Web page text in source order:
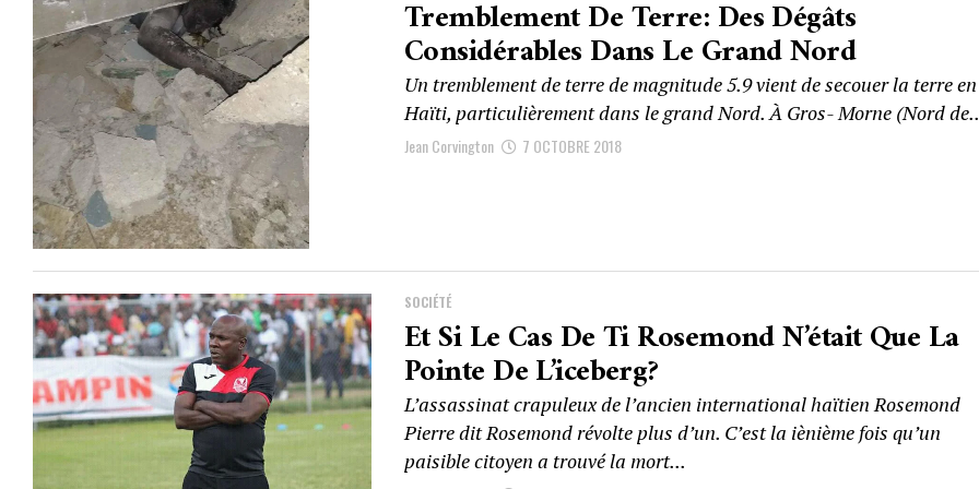
Tremblement De Terre: Des Dégâts
Considérables Dans Le Grand Nord
Un tremblement de terre de magnitude 5.9 vient de secouer la terre en
Haïti, particulièrement dans le grand Nord. À Gros- Morne (Nord
Jean Corvington 7 OCTOBRE 2018
SOCIÉTÉ
Et Si Le Cas De Ti Rosemond N’était Que La
Pointe De L’iceberg?
L’assassinat crapuleux de l’ancien international haïtien Rosemond
Pierre dit Rosemond révolte plus d’un. C’est la iènième fois qu’un
paisible citoyen a trouvé la mort...